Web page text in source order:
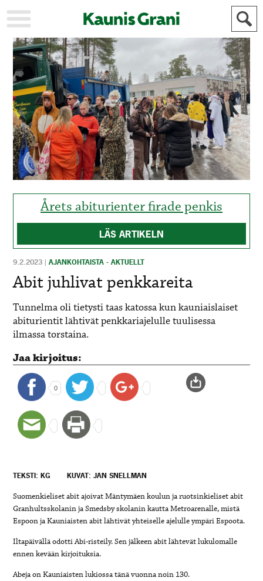
KAUPUNKI
STADEN
AJANKOHTAISTA
AKTUELLT
URHEILU
IDROTT
KULTTUURI
KULTUR
HISTORIA
HISTORIA
YLEINEN
ALLMÄN
MAINOSTAJILLE
FÖR
ANNONSÖRER
Årets abiturienter firade penkis
LÄS ARTIKELN
9.2.2023 |AJANKOHTAISTA - AKTUELLT
Abit juhlivat penkkareita
Tunnelma oli tietysti taas katossa kun kauniaislaiset
abiturientit lähtivät penkkariajelulle tuulisessa
ilmassa torstaina.
Jaa kirjoitus:
0
TEKSTI: KG KUVAT: JAN SNELLMAN
Suomenkieliset abit ajoivat Mäntymäen koulun ja ruotsinkieliset abit
Granhultsskolanin ja Smedsby skolanin kautta Metroarenalle, mistä
Espoon ja Kauniaisten abit lähtivät yhteiselle ajelulle ympäri Espoota.
Iltapäivällä odotti Abi-risteily. Sen jälkeen abit lähtevät lukulomalle
ennen kevään kirjoituksia.
Abeja on Kauniaisten lukiossa tänä vuonna noin 130.